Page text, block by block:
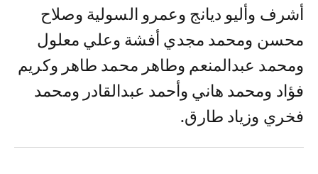
أشرف وأليو ديانج وعمرو السولية وصلاح
محسن ومحمد مجدي أفشة وعلي معلول
ومحمد عبدالمنعم وطاهر محمد طاهر وكريم
فؤاد ومحمد هاني وأحمد عبدالقادر ومحمد
فخري وزياد طارق.